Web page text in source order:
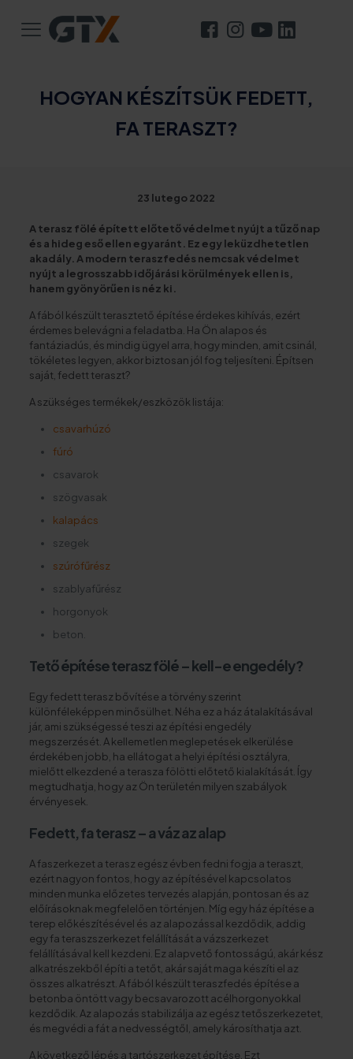
HOGYAN KÉSZÍTSÜK FEDETT,
FA TERASZT?
23 lutego 2022
A terasz fölé épített előtető védelmet nyújt a tűző nap
és a hideg eső ellen egyaránt. Ez egy leküzdhetetlen
akadály. A modern teraszfedés nemcsak védelmet
nyújt a legrosszabb időjárási körülmények ellen is,
hanem gyönyörűen is néz ki.
A fából készült terasztető építése érdekes kihívás, ezért
érdemes belevágni a feladatba. Ha Ön alapos és
fantáziadús, és mindig ügyel arra, hogy minden, amit csinál,
tökéletes legyen, akkor biztosan jól fog teljesíteni. Építsen
saját, fedett teraszt?
A szükséges termékek/eszközök listája:
csavarhúzó
fúró
csavarok
szögvasak
kalapács
szegek
szúrófűrész
szablyafűrész
horgonyok
beton.
Tető építése terasz fölé – kell-e engedély?
Egy fedett terasz bővítése a törvény szerint
különféleképpen minősülhet. Néha ez a ház átalakításával
jár, ami szükségessé teszi az építési engedély
megszerzését. A kellemetlen meglepetések elkerülése
érdekében jobb, ha ellátogat a helyi építési osztályra,
mielőtt elkezdené a terasza fölötti előtető kialakítását. Így
megtudhatja, hogy az Ön területén milyen szabályok
érvényesek.
Fedett, fa terasz – a váz az alap
A faszerkezet a terasz egész évben fedni fogja a teraszt,
ezért nagyon fontos, hogy az építésével kapcsolatos
minden munka előzetes tervezés alapján, pontosan és az
előírásoknak megfelelően történjen. Míg egy ház építése a
terep előkészítésével és az alapozással kezdődik, addig
egy fa teraszszerkezet felállítását a vázszerkezet
felállításával kell kezdeni. Ez alapvető fontosságú, akár kész
alkatrészekből építi a tetőt, akár saját maga készíti el az
összes alkatrészt. A fából készült teraszfedés építése a
betonba öntött vagy becsavarozott acélhorgonyokkal
kezdődik. Az alapozás stabilizálja az egész tetőszerkezetet,
és megvédi a fát a nedvességtől, amely károsíthatja azt.
A következő lépés a tartószerkezet építése. Ezt